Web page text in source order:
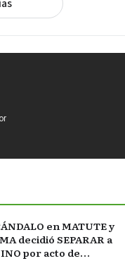
en MATUTE y
decidió SEPARAR a
por acto de